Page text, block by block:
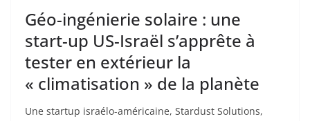
Géo-ingénierie solaire : une
start-up US-Israël s’apprête à
tester en extérieur la
« climatisation » de la planète
Une startup israélo-américaine, Stardust Solutions,